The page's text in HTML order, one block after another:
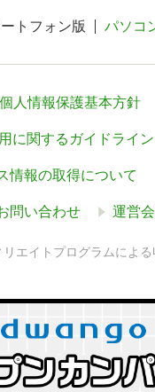
トフォン版 パソコ
個人情報保護基本方針
に関するガイドライン
情報の取得について
問い合わせ 運営
エイトプログラムによる